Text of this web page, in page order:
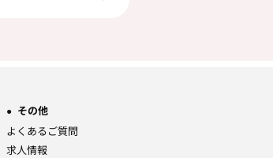
その他
よくあるご質問
求人情報